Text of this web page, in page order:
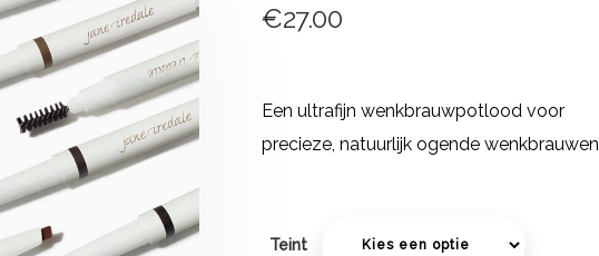
€27.00
Een ultrafijn wenkbrauwpotlood voor
precieze, natuurlijk ogende wenkbrauwen
Teint